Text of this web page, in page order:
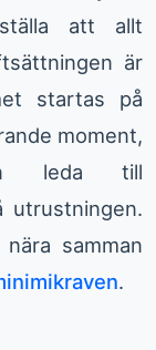
att allt
är
startas på
moment,
leda till
utrustningen.
samman
.